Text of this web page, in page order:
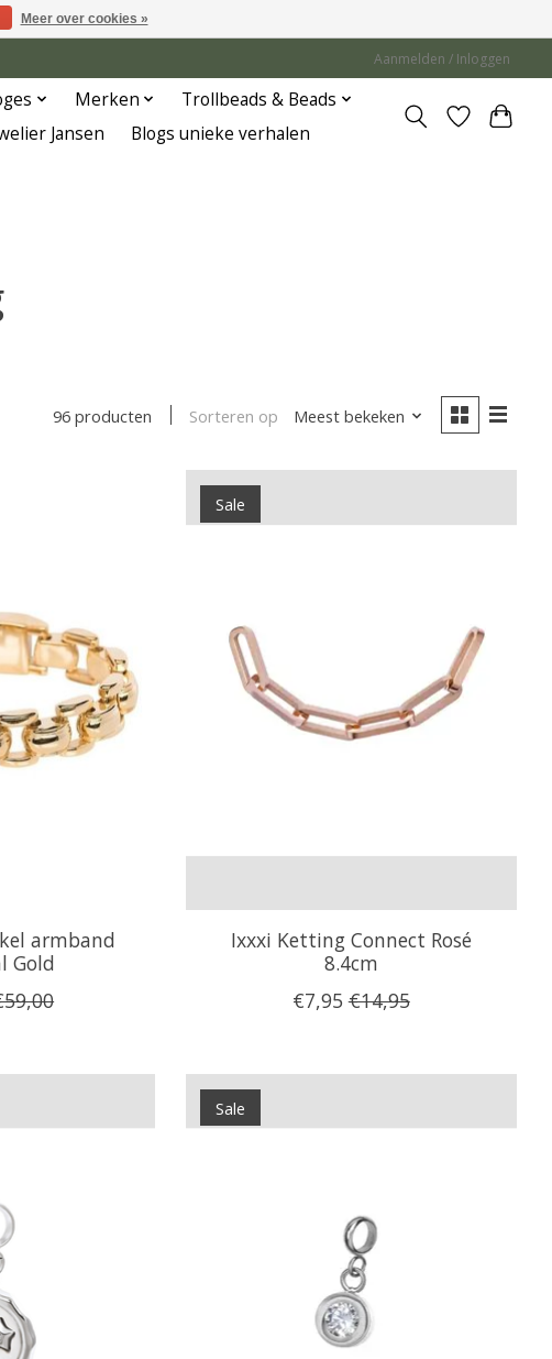
Aanmelden / Inloggen
Merken
Trollbeads & Beads
Jansen Blogs unieke verhalen
96 producten Sorteren op Meest bekeken
armband
Gold
Sale
Ixxxi Ketting Connect Rosé
8.4cm
€7,95 €14,95
Sale
Meer over cookies »